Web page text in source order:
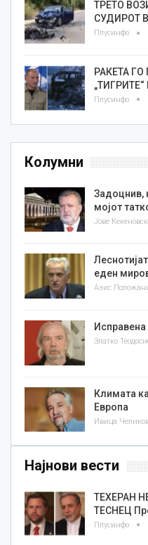
ТРЕТО
СУДИРОТ
Плусинфо
РАКЕТА
Плусинфо
Колумни
Задоцнив,
мојот
Јове
еден
Азис
Исправена
Климата
Европа
Ивица
Најнови вести
ТЕХЕРАН
ТЕСНЕЦ
Плусинфо